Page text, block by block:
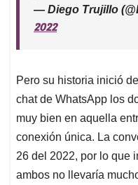
— Diego Trujillo
2022
Pero su historia inició
chat de WhatsApp los
muy bien en aquella
conexión única. La
26 del 2022, por lo que
ambos no llevaría